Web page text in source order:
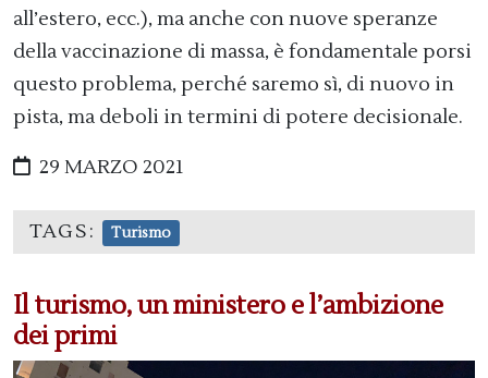
all’estero, ecc.), ma anche con nuove speranze
della vaccinazione di massa, è fondamentale porsi
questo problema, perché saremo sì, di nuovo in
pista, ma deboli in termini di potere decisionale.
29 MARZO 2021
TAGS: Turismo
Il turismo, un ministero e l’ambizione
dei primi